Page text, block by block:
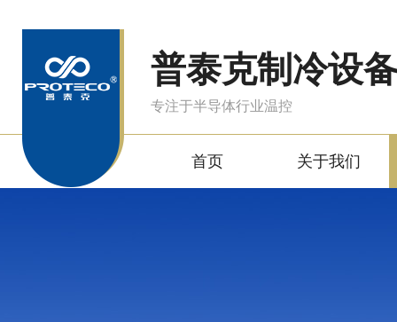
普泰克制冷设
专注于半导体行业温控
首页 关于我们